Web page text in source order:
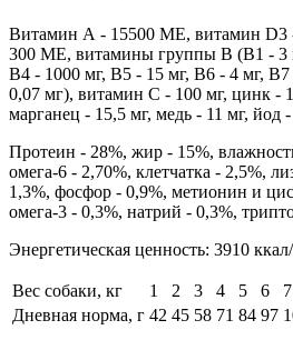
Витамин А - 15500 МЕ, витамин
300 МЕ, витамины группы В (В1 - 3
В4 - 1000 мг, В5 - 15 мг, В6 - 4 мг,
0,07 мг), витамин С - 100 мг, цинк -
марганец - 15,5 мг, медь - 11 мг, йод
Протеин - 28%, жир - 15%,
омега-6 - 2,70%, клетчатка - 2,5%,
1,3%, фосфор - 0,9%, метионин и
омега-3 - 0,3%, натрий - 0,3%,
Энергетическая ценность: 3910
Вес собаки, кг 1 2 3 4 5 6 7
Дневная норма, г 42 45 58 71 84 97